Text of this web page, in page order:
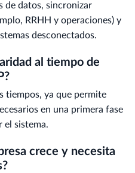
de datos, sincronizar
RRHH y operaciones) y
desconectados.
al tiempo de
tiempos, ya que permite
en una primera fase
el sistema.
crece y necesita